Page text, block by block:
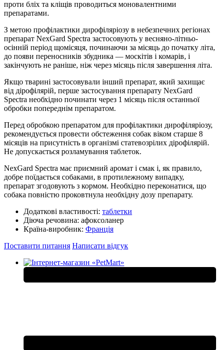
проти бліх та кліщів проводиться моновалентними
препаратами.
З метою профілактики дирофіляріозу в небезпечних регіонах
препарат NexGard Spectra застосовують у весняно-літньо-
осінній період щомісяця, починаючи за місяць до початку літа,
до появи переносників збудника — москітів і комарів, і
закінчують не раніше, ніж через місяць після завершення літа.
Якщо тварині застосовували інший препарат, який захищає
від дірофілярій, перше застосування препарату NexGard
Spectra необхідно починати через 1 місяць після останньої
обробки попереднім препаратом.
Перед обробкою препаратом для профілактики дирофіляріозу,
рекомендується провести обстеження собак віком старше 8
місяців на присутність в організмі статевозрілих дірофілярій.
Не допускається розламування таблеток.
NexGard Spectra має приємний аромат і смак і, як правило,
добре поїдається собаками, в протилежному випадку,
препарат згодовують з кормом. Необхідно переконатися, що
собака повністю проковтнула необхідну дозу препарату.
Додаткові властивості: таблетки
Діюча речовина: афоксоланер
Країна-виробник: Франція
Поставити питання Написати відгук